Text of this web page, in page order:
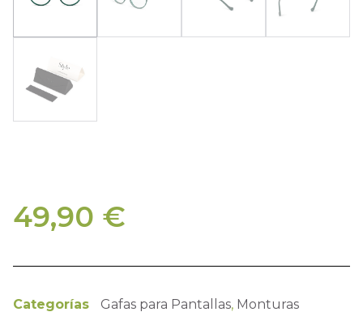
49,90 €
Categorías Gafas para Pantallas, Monturas